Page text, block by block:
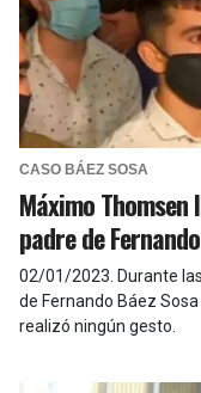
CASO BÁEZ SOSA
Máximo
padre de
02/01/2023 Durante
de Fernando Báez
realizó ningún gesto.